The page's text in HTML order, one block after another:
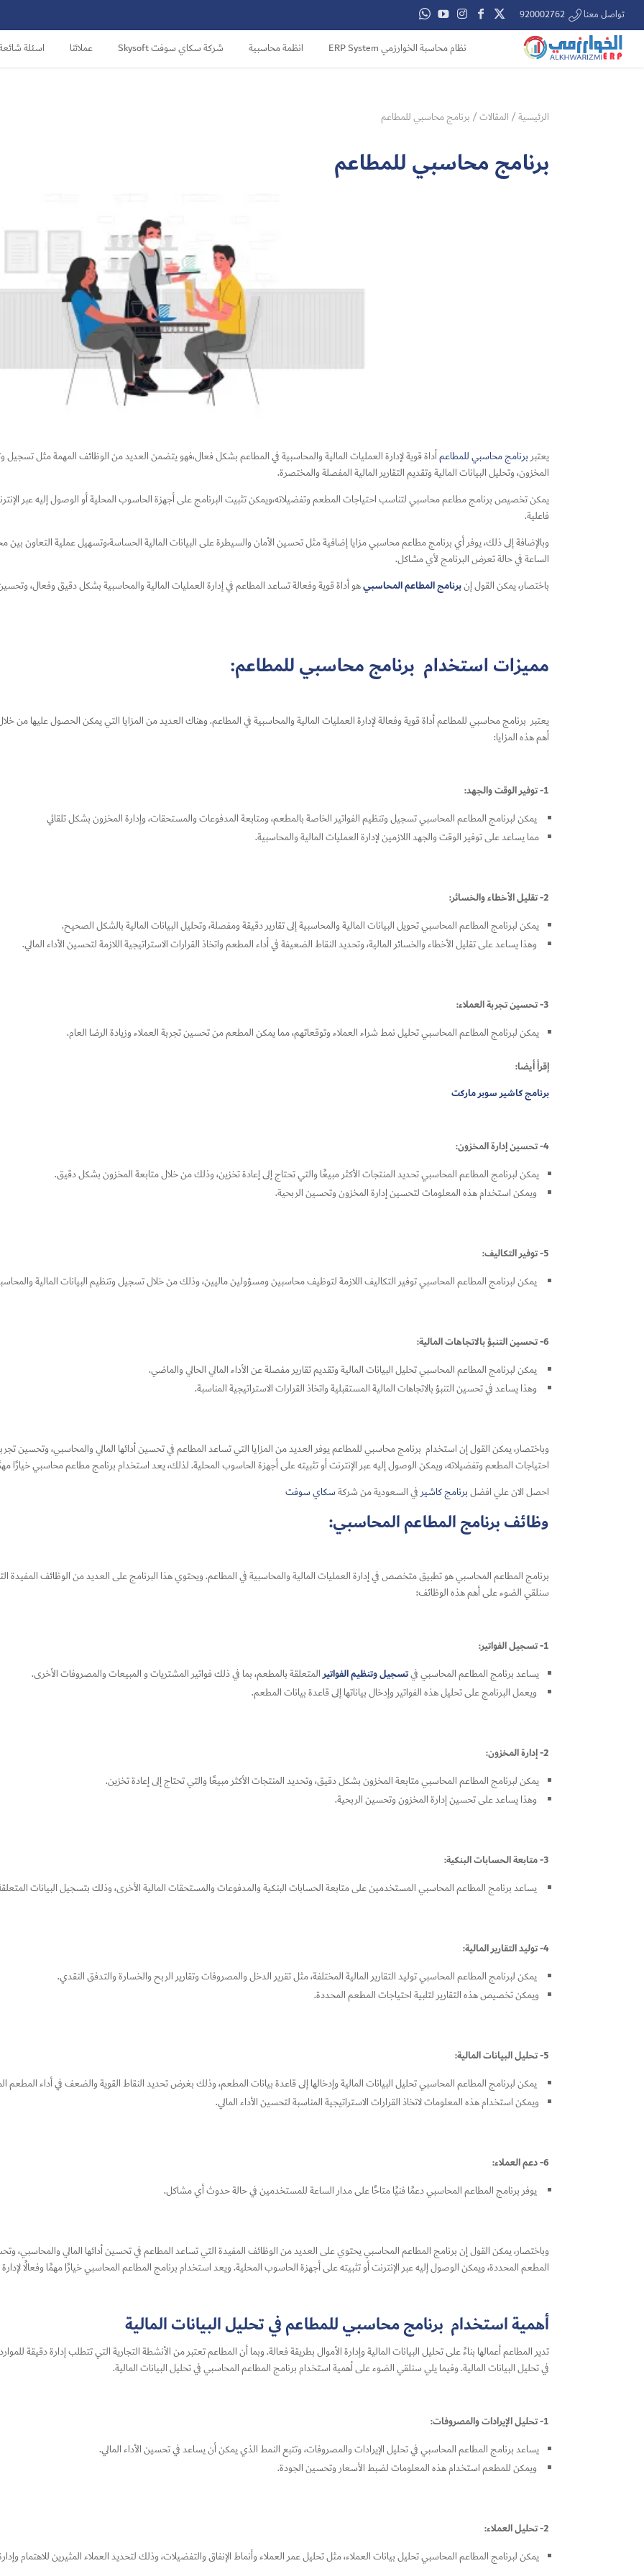
تواصل معنا 920002762
نظام محاسبة الخوارزمي ERP System انظمة محاسبية شركة سكاي سوفت Skysoft عملائنا اسئلة
الرئيسية/ المقالات/ برنامج محاسبي للمطاعم
برنامج محاسبي للمطاعم
يعتبربرنامج محاسبي للمطاعمأداة قوية لإدارة العمليات المالية والمحاسبية في المطاعم بشكل فعال،فهو يتضمن العديد من الوظائف المهمة مثل تسجيل
المخزون، وتحليل البيانات المالية وتقديم التقارير المالية المفصلة والمختصرة.
يمكن تخصيص برنامج مطاعم محاسبي لتناسب احتياجات المطعم وتفضيلاته،ويمكن تثبيت البرنامج على أجهزة الحاسوب المحلية أو الوصول إليه عبر
فاعلية.
وبالإضافة إلى ذلك، يوفر أي برنامج مطاعم محاسبي مزايا إضافية مثل تحسين الأمان والسيطرة على البيانات المالية الحساسة،وتسهيل عملية التعاون
الساعة في حالة تعرض البرنامج لأي مشاكل.
باختصار، يمكن القول إنبرنامج المطاعم المحاسبيهو أداة قوية وفعالة تساعد المطاعم في إدارة العمليات المالية والمحاسبية بشكل دقيق وفعال، وتحسين
مميزات استخدام برنامج محاسبي للمطاعم:
يعتبر برنامج محاسبي للمطاعمأداة قوية وفعالة لإدارة العمليات المالية والمحاسبية في المطاعم. وهناك العديد من المزايا التي يمكن الحصول عليها
أهم هذه المزايا:
1- توفير الوقت والجهد:
يمكن لبرنامج المطاعم المحاسبي تسجيل وتنظيم الفواتير الخاصة بالمطعم، ومتابعة المدفوعات والمستحقات، وإدارة المخزون بشكل تلقائي
مما يساعد على توفير الوقت والجهد اللازمين لإدارة العمليات المالية والمحاسبية.
2- تقليل الأخطاء والخسائر:
يمكن لبرنامج المطاعم المحاسبي تحويل البيانات المالية والمحاسبية إلى تقارير دقيقة ومفصلة، وتحليل البيانات المالية بالشكل الصحيح.
وهذا يساعد على تقليل الأخطاء والخسائر المالية، وتحديد النقاط الضعيفة في أداء المطعم واتخاذ القرارات الاستراتيجية اللازمة لتحسين الأداء المالي.
3- تحسين تجربة العملاء:
يمكن لبرنامج المطاعم المحاسبي تحليل نمط شراء العملاء وتوقعاتهم، مما يمكن المطعم من تحسين تجربة العملاء وزيادة الرضا العام.
إقرأ أيضا:
برنامج كاشير سوبر ماركت
4- تحسين إدارة المخزون:
يمكن لبرنامج المطاعم المحاسبي تحديد المنتجات الأكثر مبيعًا والتي تحتاج إلى إعادة تخزين، وذلك من خلال متابعة المخزون بشكل دقيق.
ويمكن استخدام هذه المعلومات لتحسين إدارة المخزون وتحسين الربحية.
5- توفير التكاليف:
يمكن لبرنامج المطاعم المحاسبي توفير التكاليف اللازمة لتوظيف محاسبين ومسؤولين ماليين، وذلك من خلال تسجيل وتنظيم البيانات المالية
6- تحسين التنبؤ بالاتجاهات المالية:
يمكن لبرنامج المطاعم المحاسبي تحليل البيانات المالية وتقديم تقارير مفصلة عن الأداء المالي الحالي والماضي.
وهذا يساعد في تحسين التنبؤ بالاتجاهات المالية المستقبلية واتخاذ القرارات الاستراتيجية المناسبة.
وباختصار، يمكن القول إن استخدام برنامج محاسبي للمطاعميوفر العديد من المزايا التي تساعد المطاعم في تحسين أدائها المالي والمحاسبي، وتحسين
احتياجات المطعم وتفضيلاته، ويمكن الوصول إليه عبر الإنترنت أو تثبيته على أجهزة الحاسوب المحلية. لذلك، يعد استخدام برنامج مطاعم محاسبي خيارًا مهمًا
احصل الان علي افضلبرنامج كاشيرفي السعودية من شركةسكاي سوفت
وظائف برنامج المطاعم المحاسبي:
برنامج المطاعم المحاسبي هو تطبيق متخصص في إدارة العمليات المالية والمحاسبية في المطاعم. ويحتوي هذا البرنامج على العديد من الوظائف المفيدة
سنلقي الضوء على أهم هذه الوظائف:
1- تسجيل الفواتير:
يساعد برنامج المطاعم المحاسبي فيتسجيل وتنظيم الفواتيرالمتعلقة بالمطعم، بما في ذلك فواتير المشتريات و المبيعات والمصروفات الأخرى.
ويعمل البرنامج على تحليل هذه الفواتير وإدخال بياناتها إلى قاعدة بيانات المطعم.
2- إدارة المخزون:
يمكن لبرنامج المطاعم المحاسبي متابعة المخزون بشكل دقيق، وتحديد المنتجات الأكثر مبيعًا والتي تحتاج إلى إعادة تخزين.
وهذا يساعد على تحسين إدارة المخزون وتحسين الربحية.
3- متابعة الحسابات البنكية:
يساعد برنامج المطاعم المحاسبي المستخدمين على متابعة الحسابات البنكية والمدفوعات والمستحقات المالية الأخرى، وذلك بتسجيل البيانات
4- توليد التقارير المالية:
يمكن لبرنامج المطاعم المحاسبي توليد التقارير المالية المختلفة، مثل تقرير الدخل والمصروفات وتقارير الربح والخسارة والتدفق النقدي.
ويمكن تخصيص هذه التقارير لتلبية احتياجات المطعم المحددة.
5- تحليل البيانات المالية:
يمكن لبرنامج المطاعم المحاسبي تحليل البيانات المالية وإدخالها إلى قاعدة بيانات المطعم، وذلك بغرض تحديد النقاط القوية والضعف في أداء المطعم
ويمكن استخدام هذه المعلومات لاتخاذ القرارات الاستراتيجية المناسبة لتحسين الأداء المالي.
6- دعم العملاء:
يوفر برنامج المطاعم المحاسبي دعمًا فنيًا متاحًا على مدار الساعة للمستخدمين في حالة حدوث أي مشاكل.
وباختصار، يمكن القول إن برنامج المطاعم المحاسبي يحتوي على العديد من الوظائف المفيدة التي تساعد المطاعم في تحسين أدائها المالي والمحاسبي،
المطعم المحددة، ويمكن الوصول إليه عبر الإنترنت أو تثبيته على أجهزة الحاسوب المحلية. ويعد استخدام برنامج المطاعم المحاسبي خيارًا مهمًا وفعالًا لإدارة
أهمية استخدام برنامج محاسبي للمطاعم في تحليل البيانات المالية
تدير المطاعم أعمالها بناءً على تحليل البيانات المالية وإدارة الأموال بطريقة فعالة. وبما أن المطاعم تعتبر من الأنشطة التجارية التي تتطلب إدارة دقيقة
في تحليل البيانات المالية. وفيما يلي سنلقي الضوء على أهمية استخدام برنامج المطاعم المحاسبي في تحليل البيانات المالية.
1- تحليل الإيرادات والمصروفات:
يساعد برنامج المطاعم المحاسبي في تحليل الإيرادات والمصروفات، وتتبع النمط الذي يمكن أن يساعد في تحسين الأداء المالي.
ويمكن للمطعم استخدام هذه المعلومات لضبط الأسعار وتحسين الجودة.
2- تحليل العملاء:
يمكن لبرنامج المطاعم المحاسبي تحليل بيانات العملاء، مثل تحليل عمر العملاء وأنماط الإنفاق والتفضيلات، وذلك لتحديد العملاء المثيرين للاهتمام